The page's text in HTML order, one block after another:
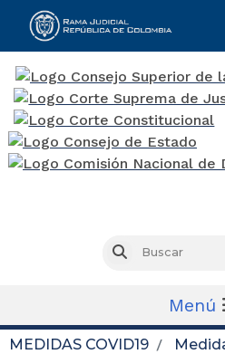
Buscar
Menú
MEDIDAS COVID19